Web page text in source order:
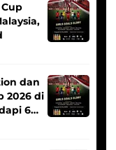
dan
2026 di
6